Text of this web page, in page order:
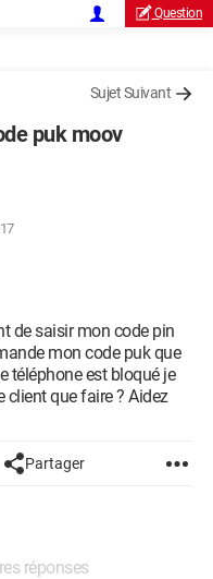
Question
Sujet Suivant
puk moov
de saisir mon code pin
mon code puk que
téléphone est bloqué je
client que faire ? Aidez
Partager
réponses